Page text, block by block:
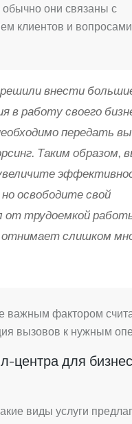
они связаны с
клиентов и вопросами
внести
в работу своего
передать
Таким образом,
освободите свой
от трудоемкой
отнимает слишком
важным фактором
вызовов к нужным
центра для
виды услуги